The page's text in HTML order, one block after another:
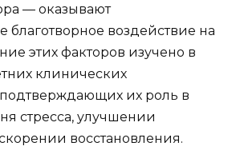
— оказывают
благотворное воздействие на
этих факторов изучено в
клинических
их роль в
стресса, улучшении
восстановления.